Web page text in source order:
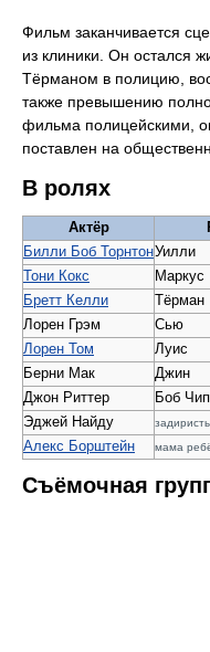
Фильм заканчивается
из клиники. Он остался
Тёрманом в полицию,
также превышению
фильма полицейскими,
поставлен на
В ролях
Актёр
Билли Боб ТорнтонУилли
Тони Кокс
Маркус
Бретт Келли
Тёрман
Лорен Грэм
Сью
Лорен Том
Луис
Берни Мак
Джин
Джон Риттер
Боб
Эджей Найду
Алекс Борштейн мама
Съёмочная